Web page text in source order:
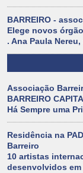
BARREIRO -
Elege novos
. Ana Paula
Associação
BARREIRO
Há Sempre uma
Residência na
Barreiro
10 artistas
desenvolvidos em